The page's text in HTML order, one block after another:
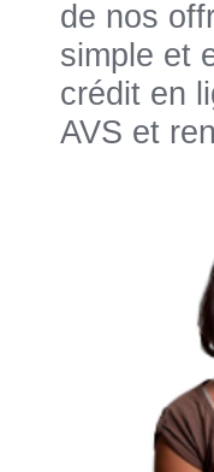
de nos
simple et
crédit en
AVS et